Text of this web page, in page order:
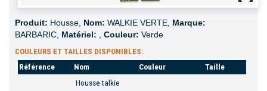
Produit: Housse, Nom: WALKIE VERTE, Marque:
BARBARIC, Matériel: Couleur: Verde
COULEURS ET TAILLES DISPONIBLES:
Référence
Nom Couleur Taille
Housse talkie